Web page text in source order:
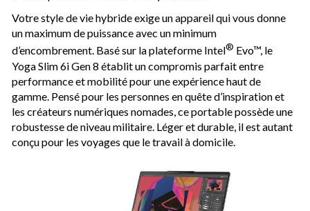
Votre style de vie hybride exige un appareil qui vous donne
un maximum de puissance avec un minimum
d’encombrement. Basé sur la plateforme Intel® Evo™, le
Yoga Slim 6i Gen 8 établit un compromis parfait entre
performance et mobilité pour une expérience haut de
gamme. Pensé pour les personnes en quête d’inspiration et
les créateurs numériques nomades, ce portable possède une
robustesse de niveau militaire. Léger et durable, il est autant
conçu pour les voyages que le travail à domicile.